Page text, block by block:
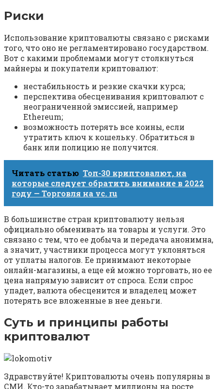
Риски
Использование криптовалюты связано с рисками
того, что оно не регламентировано государством.
Вот с какими проблемами могут столкнуться
майнеры и покупатели криптовалют:
нестабильность и резкие скачки курса;
перспектива обесценивания криптовалют с
неограниченной эмиссией, например
Ethereum;
возможность потерять все коины, если
утратить ключ к кошельку. Обратиться в
банк или полицию не получится.
Читать статью Топ-30 криптовалют, на
которые следует обратить внимание в 2022
году — Торговля на vc. ru
В большинстве стран криптовалюту нельзя
официально обменивать на товары и услуги. Это
связано с тем, что ее добыча и передача анонимна,
а значит, участники процесса могут уклоняться
от уплаты налогов. Ее принимают некоторые
онлайн-магазины, а еще ей можно торговать, но ее
цена напрямую зависит от спроса. Если спрос
упадет, валюта обесценится и владелец может
потерять все вложенные в нее деньги.
Суть и принципы работы
криптовалют
Здравствуйте! Криптовалюты очень популярны в
СМИ. Кто-то зарабатывает миллионы на росте